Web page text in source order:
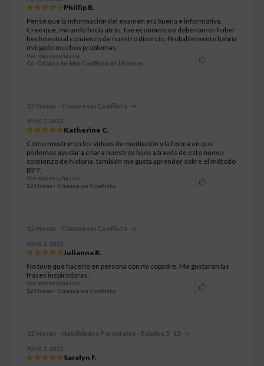
Phillip B.
Pensé que la información del examen era buena e informativa.
Creo que, mirando hacia atrás, fue económico y deberíamos haber
hecho esto al comienzo de nuestro divorcio. Probablemente habría
mitigado muchos problemas.
Ver más reseñas de
Co-Crianza de Alto Conflicto de 16 horas
12 Horas - Crianza sin Conflicto
JUNE 2, 2023
Katherine C.
Cómo mostraron los videos de mediación y la forma en que
podemos ayudar a criar a nuestros hijos a través de este nuevo
comienzo de historia, también me gusta aprender sobre el método
BIFF.
Ver más reseñas de
12 Horas - Crianza sin Conflicto
12 Horas - Crianza sin Conflicto
JUNE 2, 2023
Julianna B.
No tuve que hacerlo en persona con mi copadre. Me gustaron las
frases inspiradoras.
Ver más reseñas de
12 Horas - Crianza sin Conflicto
12 Horas - Habilidades Parentales - Edades 5-13
JUNE 1, 2023
Saralyn F.